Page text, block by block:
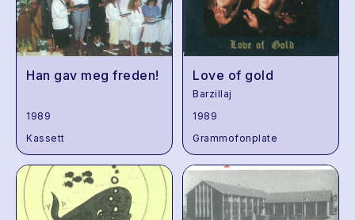
Han gav meg freden!
1989
Kassett
Love of gold
Barzillaj
1989
Grammofonplate